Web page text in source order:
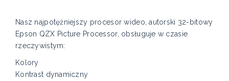
Nasz najpotężniejszy procesor wideo, autorski 32-bitowy
Epson QZX Picture Processor, obsługuje w czasie
rzeczywistym:
Kolory
Kontrast dynamiczny